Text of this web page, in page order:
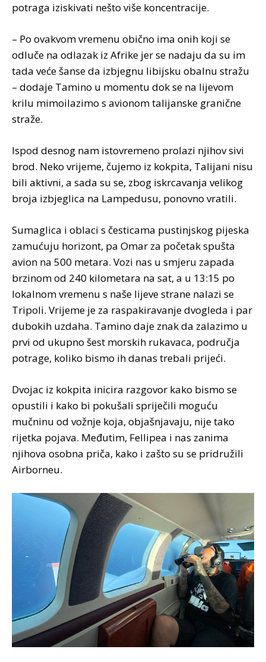
potraga iziskivati nešto više koncentracije.
– Po ovakvom vremenu obično ima onih koji se
odluče na odlazak iz Afrike jer se nadaju da su im
tada veće šanse da izbjegnu libijsku obalnu stražu
– dodaje Tamino u momentu dok se na lijevom
krilu mimoilazimo s avionom talijanske granične
straže.
Ispod desnog nam istovremeno prolazi njihov sivi
brod. Neko vrijeme, čujemo iz kokpita, Talijani nisu
bili aktivni, a sada su se, zbog iskrcavanja velikog
broja izbjeglica na Lampedusu, ponovno vratili.
Sumaglica i oblaci s česticama pustinjskog pijeska
zamućuju horizont, pa Omar za početak spušta
avion na 500 metara. Vozi nas u smjeru zapada
brzinom od 240 kilometara na sat, a u 13:15 po
lokalnom vremenu s naše lijeve strane nalazi se
Tripoli. Vrijeme je za raspakiravanje dvogleda i par
dubokih uzdaha. Tamino daje znak da zalazimo u
prvi od ukupno šest morskih rukavaca, područja
potrage, koliko bismo ih danas trebali prijeći.
Dvojac iz kokpita inicira razgovor kako bismo se
opustili i kako bi pokušali spriječili moguću
mučninu od vožnje koja, objašnjavaju, nije tako
rijetka pojava. Međutim, Fellipea i nas zanima
njihova osobna priča, kako i zašto su se pridružili
Airborneu.